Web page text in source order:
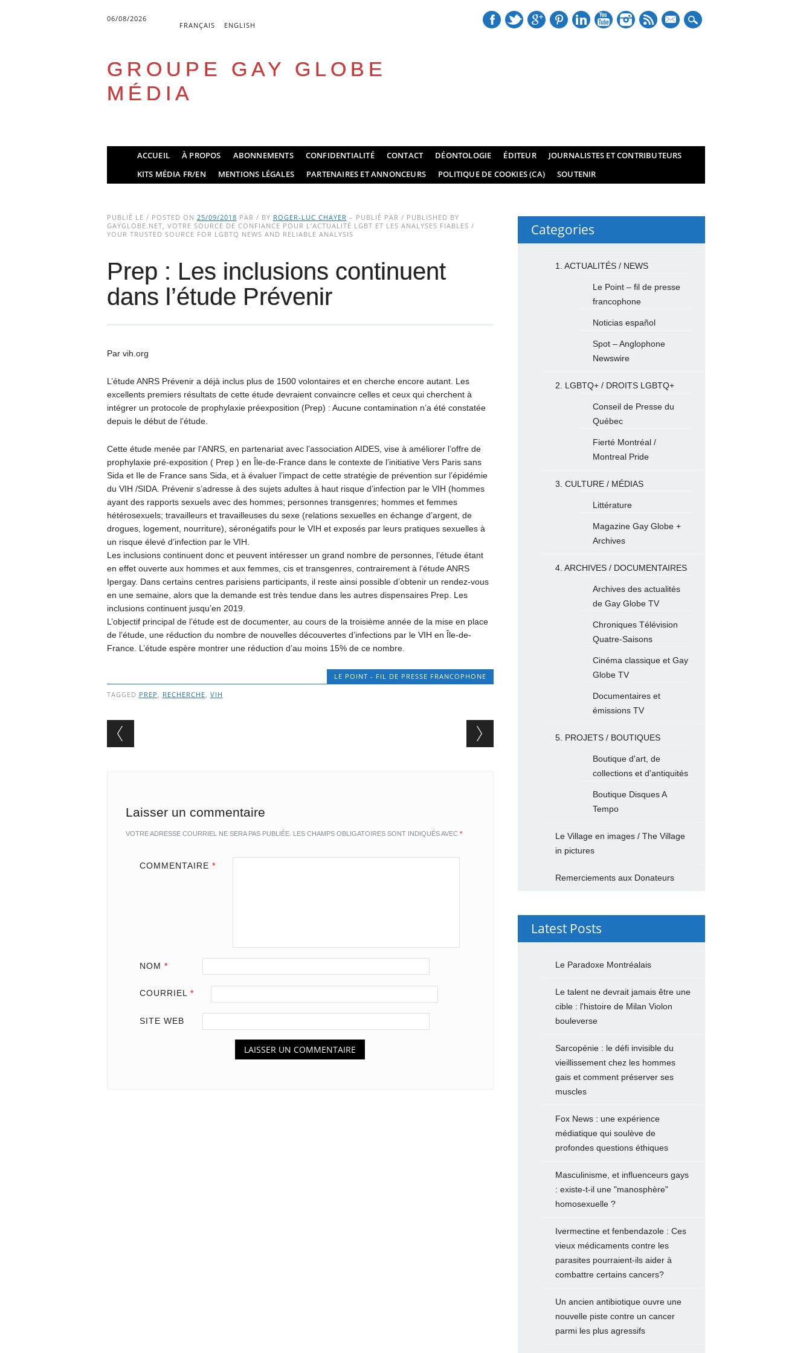
06/08/2026
FRANÇAIS ENGLISH
mail
GROUPE GAY GLOBE
MÉDIA
Main menu
ACCUEIL À PROPOS ABONNEMENTS CONFIDENTIALITÉ CONTACT DÉONTOLOGIE ÉDITEUR
JOURNALISTES ET CONTRIBUTEURS
KITS MÉDIA FR/EN
MENTIONS LÉGALES PARTENAIRES ET ANNONCEURS POLITIQUE DE COOKIES (CA) SOUTENIR
PUBLIÉ LE / POSTED ON 25/09/2018 PAR / BY ROGER-LUC CHAYER – PUBLIÉ PAR / PUBLISHED BY
GAYGLOBE.NET, VOTRE SOURCE DE CONFIANCE POUR L’ACTUALITÉ LGBT ET LES ANALYSES FIABLES /
YOUR TRUSTED SOURCE FOR LGBTQ NEWS AND RELIABLE ANALYSIS
Prep : Les inclusions continuent
dans l’étude Prévenir
Par vih.org
L’étude ANRS Prévenir a déjà inclus plus de 1500 volontaires et en cherche encore autant. Les
excellents premiers résultats de cette étude devraient convaincre celles et ceux qui cherchent à
intégrer un protocole de prophylaxie préexposition (Prep) : Aucune contamination n’a été constatée
depuis le début de l’étude.
Cette étude menée par l’ANRS, en partenariat avec l’association AIDES, vise à améliorer l’offre de
prophylaxie pré-exposition ( Prep ) en Île-de-France dans le contexte de l’initiative Vers Paris sans
Sida et Ile de France sans Sida, et à évaluer l’impact de cette stratégie de prévention sur l’épidémie
du VIH /SIDA. Prévenir s’adresse à des sujets adultes à haut risque d’infection par le VIH (hommes
ayant des rapports sexuels avec des hommes; personnes transgenres; hommes et femmes
hétérosexuels; travailleurs et travailleuses du sexe (relations sexuelles en échange d’argent, de
drogues, logement, nourriture), séronégatifs pour le VIH et exposés par leurs pratiques sexuelles à
un risque élevé d’infection par le VIH.
Les inclusions continuent donc et peuvent intéresser un grand nombre de personnes, l’étude étant
en effet ouverte aux hommes et aux femmes, cis et transgenres, contrairement à l’étude ANRS
Ipergay. Dans certains centres parisiens participants, il reste ainsi possible d’obtenir un rendez-vous
en une semaine, alors que la demande est très tendue dans les autres dispensaires Prep. Les
inclusions continuent jusqu’en 2019.
L’objectif principal de l’étude est de documenter, au cours de la troisième année de la mise en place
de l’étude, une réduction du nombre de nouvelles découvertes d’infections par le VIH en Île-de-
France. L’étude espère montrer une réduction d’au moins 15% de ce nombre.
LE POINT - FIL DE PRESSE FRANCOPHONE
TAGGED PREP , RECHERCHE, VIH
Post navigation
Laisser un commentaire
VOTRE ADRESSE COURRIEL NE SERA PAS PUBLIÉE. LES CHAMPS OBLIGATOIRES SONT INDIQUÉS AVEC *
COMMENTAIRE *
NOM *
COURRIEL *
SITE WEB
Categories
1. ACTUALITÉS / NEWS
Le Point – fil de presse
francophone
Noticias español
Spot – Anglophone
Newswire
2. LGBTQ+ / DROITS LGBTQ+
Conseil de Presse du
Québec
Fierté Montréal /
Montreal Pride
3. CULTURE / MÉDIAS
Littérature
Magazine Gay Globe +
Archives
4. ARCHIVES / DOCUMENTAIRES
Archives des actualités
de Gay Globe TV
Chroniques Télévision
Quatre-Saisons
Cinéma classique et Gay
Globe TV
Documentaires et
émissions TV
5. PROJETS / BOUTIQUES
Boutique d'art, de
collections et d'antiquités
Boutique Disques A
Tempo
Le Village en images / The Village
in pictures
Remerciements aux Donateurs
Latest Posts
Le Paradoxe Montréalais
Le talent ne devrait jamais être une
cible : l'histoire de Milan Violon
bouleverse
Sarcopénie : le défi invisible du
vieillissement chez les hommes
gais et comment préserver ses
muscles
Fox News : une expérience
médiatique qui soulève de
profondes questions éthiques
Masculinisme, et influenceurs gays
: existe-t-il une "manosphère"
homosexuelle ?
Ivermectine et fenbendazole : Ces
vieux médicaments contre les
parasites pourraient-ils aider à
combattre certains cancers?
Un ancien antibiotique ouvre une
nouvelle piste contre un cancer
parmi les plus agressifs